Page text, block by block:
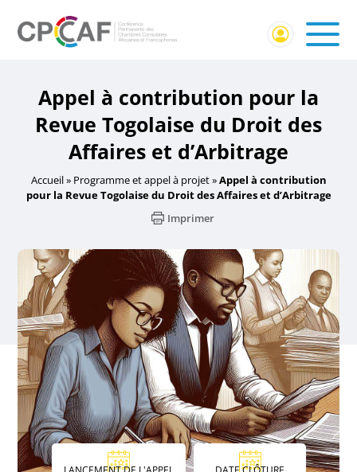
Appel à contribution pour la
Revue Togolaise du Droit des
Affaires et d’Arbitrage
Accueil» Programme et appel à projet»Appel à contribution
pour la Revue Togolaise du Droit des Affaires et d’Arbitrage
Imprimer